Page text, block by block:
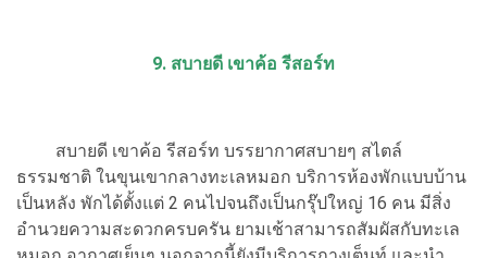
9. สบายดี เขาค้อ รีสอร์ท
สบายดี เขาค้อ รีสอร์ท บรรยากาศสบายๆ สไตล์
ธรรมชาติ ในขุนเขากลางทะเลหมอก บริการห้องพักแบบบ้าน
เป็นหลัง พักได้ตั้งแต่ 2 คนไปจนถึงเป็นกรุ๊ปใหญ่ 16 คน มีสิ่ง
อำนวยความสะดวกครบครัน ยามเช้าสามารถสัมผัสกับทะเล